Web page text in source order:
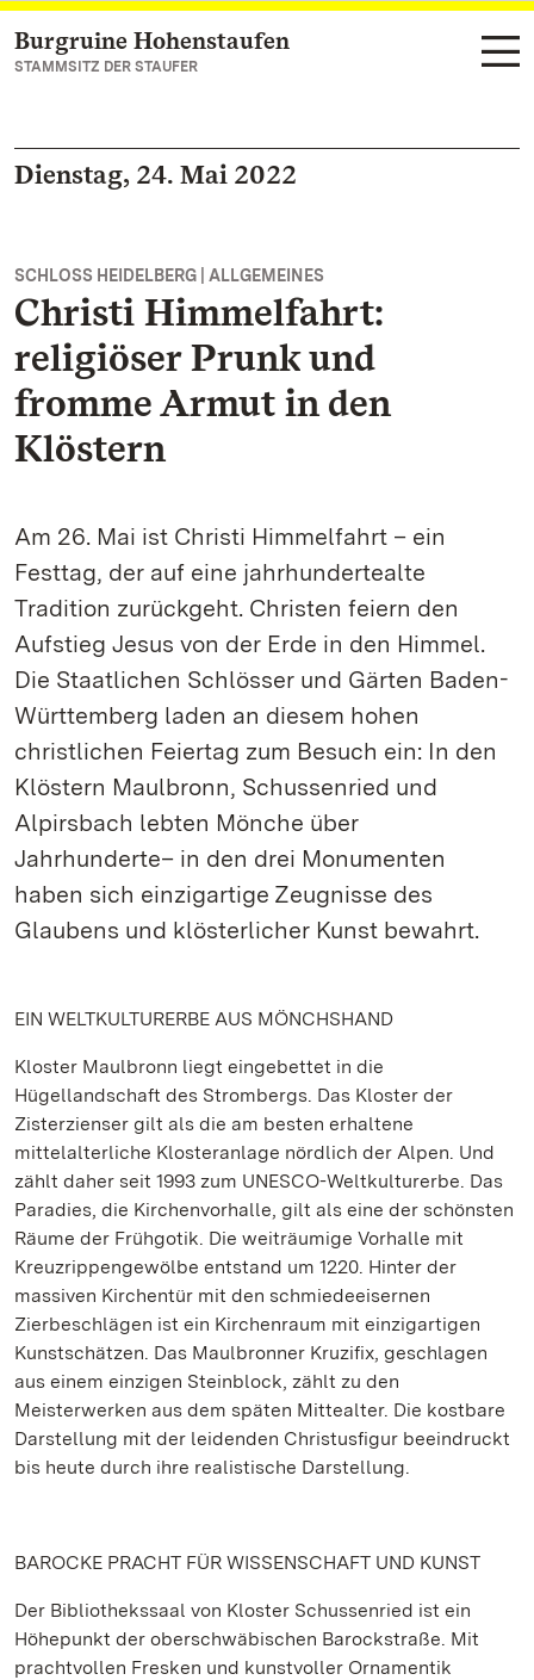
Zum Hauptinhalt springen
Burgruine Hohenstaufen
STAMMSITZ DER STAUFER
Dienstag, 24. Mai 2022
SCHLOSS HEIDELBERG | ALLGEMEINES
Christi Himmelfahrt:
religiöser Prunk und
fromme Armut in den
Klöstern
Am 26. Mai ist Christi Himmelfahrt – ein
Festtag, der auf eine jahrhundertealte
Tradition zurückgeht. Christen feiern den
Aufstieg Jesus von der Erde in den Himmel.
Die Staatlichen Schlösser und Gärten Baden-
Württemberg laden an diesem hohen
christlichen Feiertag zum Besuch ein: In den
Klöstern Maulbronn, Schussenried und
Alpirsbach lebten Mönche über
Jahrhunderte– in den drei Monumenten
haben sich einzigartige Zeugnisse des
Glaubens und klösterlicher Kunst bewahrt.
EIN WELTKULTURERBE AUS MÖNCHSHAND
Kloster Maulbronn liegt eingebettet in die
Hügellandschaft des Strombergs. Das Kloster der
Zisterzienser gilt als die am besten erhaltene
mittelalterliche Klosteranlage nördlich der Alpen. Und
zählt daher seit 1993 zum UNESCO-Weltkulturerbe. Das
Paradies, die Kirchenvorhalle, gilt als eine der schönsten
Räume der Frühgotik. Die weiträumige Vorhalle mit
Kreuzrippengewölbe entstand um 1220. Hinter der
massiven Kirchentür mit den schmiedeeisernen
Zierbeschlägen ist ein Kirchenraum mit einzigartigen
Kunstschätzen. Das Maulbronner Kruzifix, geschlagen
aus einem einzigen Steinblock, zählt zu den
Meisterwerken aus dem späten Mittealter. Die kostbare
Darstellung mit der leidenden Christusfigur beeindruckt
bis heute durch ihre realistische Darstellung.
BAROCKE PRACHT FÜR WISSENSCHAFT UND KUNST
Der Bibliothekssaal von Kloster Schussenried ist ein
Höhepunkt der oberschwäbischen Barockstraße. Mit
prachtvollen Fresken und kunstvoller Ornamentik